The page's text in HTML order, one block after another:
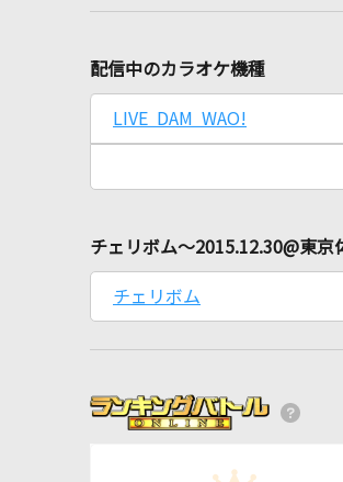
配信中のカラオケ機種
LIVE DAM WAO!
チェリボム～2015.12.30@東
チェリボム